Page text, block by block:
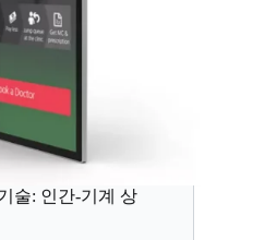
술: 인간-기계 상